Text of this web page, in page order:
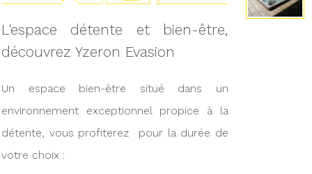
L'espace détente et bien-être,
découvrez Yzeron Evasion
Un espace bien-être situé dans un
environnement exceptionnel propice à la
détente, vous profiterez pour la durée de
votre choix :